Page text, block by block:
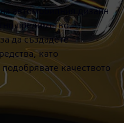
автомобилния дизайн
предимство.
да създадете
като
качеството